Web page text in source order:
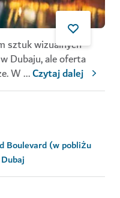
sztuk wizualnych
Dubaju, ale oferta
W...Czytaj dalej
Boulevard (w pobliżu